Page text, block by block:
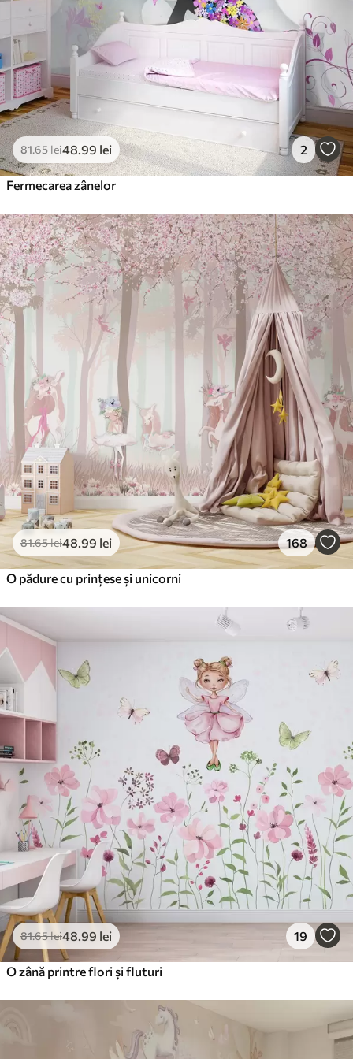
Vinil Premium
250 150 .00
Peel and Stick
300.00180
81.65lei48 .99 lei 2
Fermecarea zânelor
81.65lei48 .99 lei 168
O pădure cu prințese și unicorni
81.65lei48 .99 lei 19
O zână printre flori și fluturi